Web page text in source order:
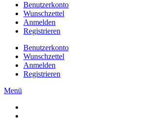
Benutzerkonto
Wunschzettel
Anmelden
Registrieren
Benutzerkonto
Wunschzettel
Anmelden
Registrieren
Menü